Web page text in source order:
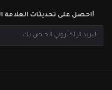
احصل على تحديثات العلامة التجارية والعروض الحصرية!